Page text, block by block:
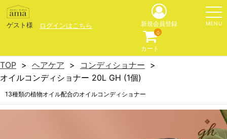
ゲスト様 ログインはこちら MENU
新規会員登録
カート
0
TOP ヘアケア
コンディショナー
オイルコンディショナー 20L GH (1個)
13種類の植物オイル配合のオイルコンディショナー